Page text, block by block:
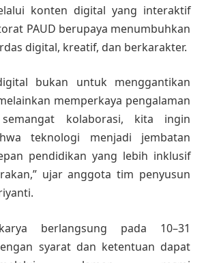
konten digital yang interaktif
PAUD berupaya menumbuhkan
digital, kreatif, dan berkarakter.
bukan untuk menggantikan
memperkaya pengalaman
kolaborasi, kita ingin
teknologi menjadi jembatan
pendidikan yang lebih inklusif
ujar anggota tim penyusun
berlangsung pada 10–31
syarat dan ketentuan dapat